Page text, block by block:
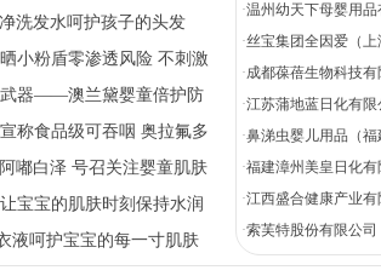
·温州幼天下母婴用品
·丝宝集团全因爱（上
·成都葆蓓生物科技有
·江苏蒲地蓝日化有限
·鼻涕虫婴儿用品（
婴童洗护）
·福建漳州美皇日化有
·江西盛合健康产业有
·索芙特股份有限公司
洗发水呵护孩子的头发
小粉盾零渗透风险 不刺激
武器——澳兰黛婴童倍护防
称食品级可吞咽 奥拉氟多
嘟白泽 号召关注婴童肌肤
宝宝的肌肤时刻保持水润
液呵护宝宝的每一寸肌肤